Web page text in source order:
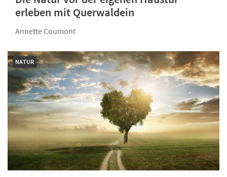
erleben mit Querwaldein
Annette Coumont
NATUR